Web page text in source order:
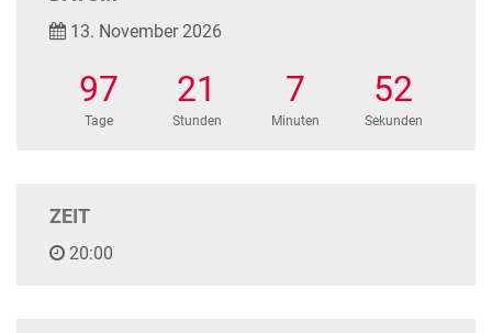
13. November 2026
97
Tage
21
Stunden
7
Minuten
52
Sekunden
ZEIT
20:00